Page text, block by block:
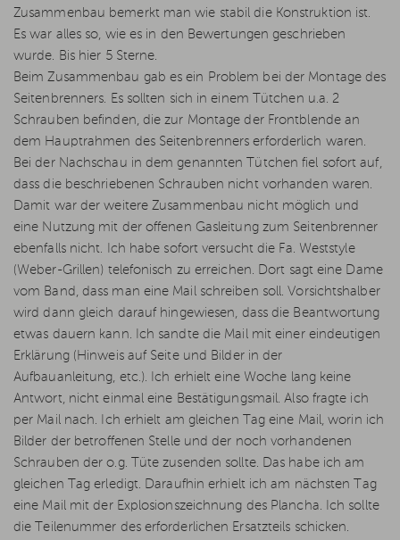
Zusammenbau bemerkt man wie stabil die Konstruktion ist.
Es war alles so, wie es in den Bewertungen geschrieben
wurde. Bis hier 5 Sterne.
Beim Zusammenbau gab es ein Problem bei der Montage des
Seitenbrenners. Es sollten sich in einem Tütchen u.a. 2
Schrauben befinden, die zur Montage der Frontblende an
dem Hauptrahmen des Seitenbrenners erforderlich waren.
Bei der Nachschau in dem genannten Tütchen fiel sofort auf,
dass die beschriebenen Schrauben nicht vorhanden waren.
Damit war der weitere Zusammenbau nicht möglich und
eine Nutzung mit der offenen Gasleitung zum Seitenbrenner
ebenfalls nicht. Ich habe sofort versucht die Fa. Weststyle
(Weber-Grillen) telefonisch zu erreichen. Dort sagt eine Dame
vom Band, dass man eine Mail schreiben soll. Vorsichtshalber
wird dann gleich darauf hingewiesen, dass die Beantwortung
etwas dauern kann. Ich sandte die Mail mit einer eindeutigen
Erklärung (Hinweis auf Seite und Bilder in der
Aufbauanleitung, etc.). Ich erhielt eine Woche lang keine
Antwort, nicht einmal eine Bestätigungsmail. Also fragte ich
per Mail nach. Ich erhielt am gleichen Tag eine Mail, worin ich
Bilder der betroffenen Stelle und der noch vorhandenen
Schrauben der o.g. Tüte zusenden sollte. Das habe ich am
gleichen Tag erledigt. Daraufhin erhielt ich am nächsten Tag
eine Mail mit der Explosionszeichnung des Plancha. Ich sollte
die Teilenummer des erforderlichen Ersatzteils schicken.